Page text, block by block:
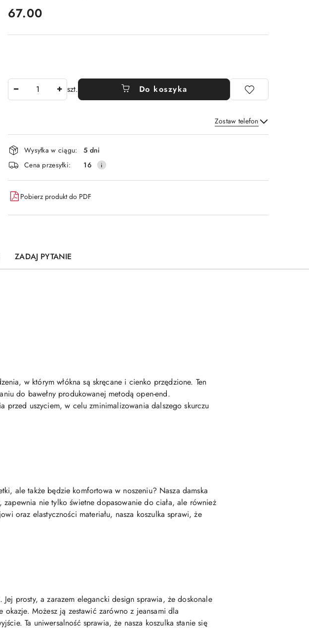
cena:
67.00
szt. Do koszyka
Zostaw telefon
Wyślij
Dostępność
i
dostawa
Wysyłka w ciągu:
5 dni
Cena przesyłki:
16
Pobierz produkt do PDF
ZADAJ PYTANIE
w którym włókna są skręcane i cienko przędzione. Ten
do bawełny produkowanej metodą open-end.
przed uszyciem, w celu zminimalizowania dalszego skurczu
ale także będzie komfortowa w noszeniu? Nasza damska
nie tylko świetne dopasowanie do ciała, ale również
oraz elastyczności materiału, nasza koszulka sprawi, że
prosty, a zarazem elegancki design sprawia, że doskonale
Możesz ją zestawić zarówno z jeansami dla
Ta uniwersalność sprawia, że nasza koszulka stanie się